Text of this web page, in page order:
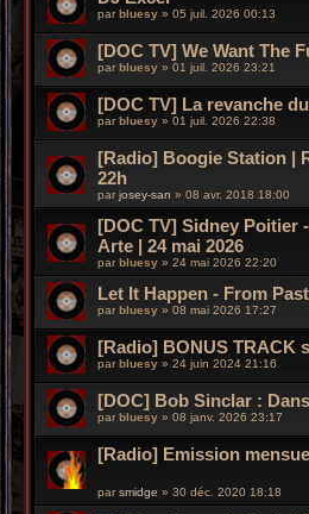
parbluesy » 05 juil. 2026 00:13
[DOC TV] We Want The
par bluesy » 01 juil. 2026 23:21
[DOC TV] La revanche
parbluesy » 01 juil. 2026 22:38
[Radio] Boogie Station |
22h
par josey-san » 08 avr. 2018 18:00
[DOC TV] Sidney Poitier
Arte | 24 mai 2026
par bluesy » 24 mai 2026 22:20
Let It Happen - From
par bluesy » 08 mai 2026 17:27
[Radio] BONUS TRACK
parbluesy » 24 juin 2024 21:16
[DOC] Bob Sinclar :
par bluesy » 08 janv. 2026 23:17
[Radio] Emission
par smidge » 30 déc. 2020 18:18